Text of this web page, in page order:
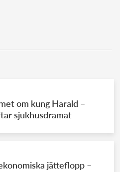
om kung Harald –
sjukhusdramat
jätteflopp –